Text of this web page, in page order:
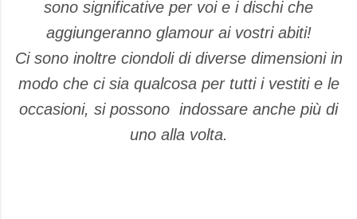
sono significative per voi e i dischi che
aggiungeranno glamour ai vostri abiti!
Ci sono inoltre ciondoli di diverse dimensioni in
modo che ci sia qualcosa per tutti i vestiti e le
occasioni, si possono indossare anche più di
uno alla volta.